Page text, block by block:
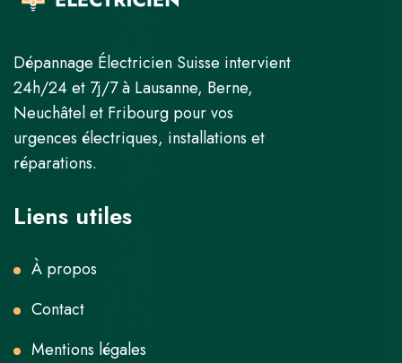
Dépannage Électricien Suisse intervient
24h/24 et 7j/7 à Lausanne, Berne,
Neuchâtel et Fribourg pour vos
urgences électriques, installations et
réparations.
Liens utiles
À propos
Contact
Mentions légales